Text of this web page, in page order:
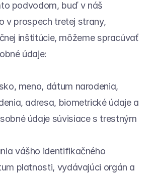
podvodom, buď v náš
v prospech tretej strany,
inštitúcie, môžeme spracúvať
údaje:
meno, dátum narodenia,
adresa, biometrické údaje a
údaje súvisiace s trestným
vášho identifikačného
platnosti, vydávajúci orgán a